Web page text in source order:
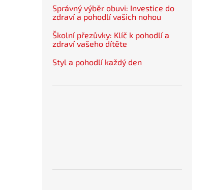
Správný výběr obuvi: Investice do
zdraví a pohodlí vašich nohou
Školní přezůvky: Klíč k pohodlí a
zdraví vašeho dítěte
Styl a pohodlí každý den